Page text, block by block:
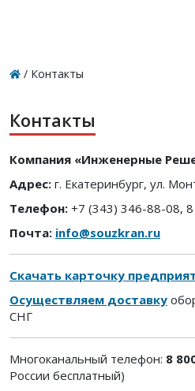
/ Контакты
Контакты
Компания «Инженерные
Адрес: г. Екатеринбург, ул.
Телефон: +7 (343) 346-88-08,
Почта: info@souzkran.ru
Скачать карточку
Осуществляем доставку
СНГ
Многоканальный телефон: 8
России бесплатный)